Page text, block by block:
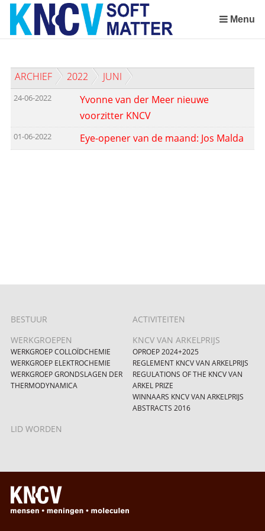
Sla
links
over
de
inhoud
het
menu
Menu
ARCHIEF 2022 JUNI
24-06-2022
Yvonne van der Meer nieuwe
voorzitter KNCV
01-06-2022 Eye-opener van de maand: Jos Malda
BESTUUR
ACTIVITEITEN
WERKGROEPEN
WERKGROEP COLLOÏDCHEMIE
WERKGROEP ELEKTROCHEMIE
WERKGROEP GRONDSLAGEN DER
THERMODYNAMICA
KNCV VAN ARKELPRIJS
OPROEP 2024+2025
REGLEMENT KNCV VAN ARKELPRIJS
REGULATIONS OF THE KNCV VAN
ARKEL PRIZE
WINNAARS KNCV VAN ARKELPRIJS
ABSTRACTS 2016
LID WORDEN